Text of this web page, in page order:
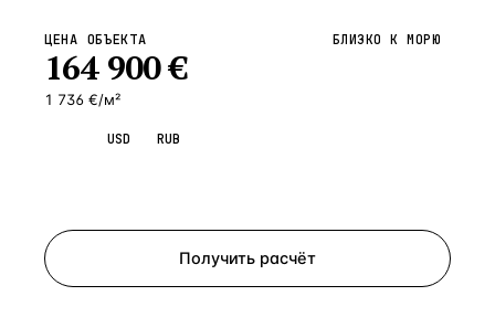
ЦЕНА ОБЪЕКТА
164 900€
1 736 €/м²
БЛИЗКО К МОРЮ
USD RUB
Получить расчёт